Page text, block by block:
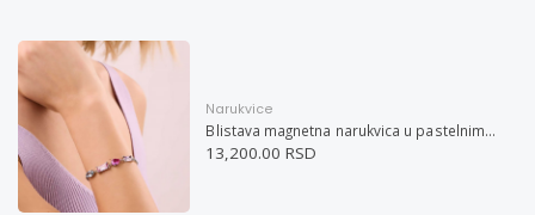
Narukvice
Blistava magnetna narukvica u pastelnim bojama
13,200.00 RSD